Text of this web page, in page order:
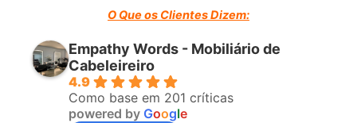
O Que os Clientes Dizem:
Empathy Words - Mobiliário de
Cabeleireiro
4.9
Como base em 201 críticas
powered by Google